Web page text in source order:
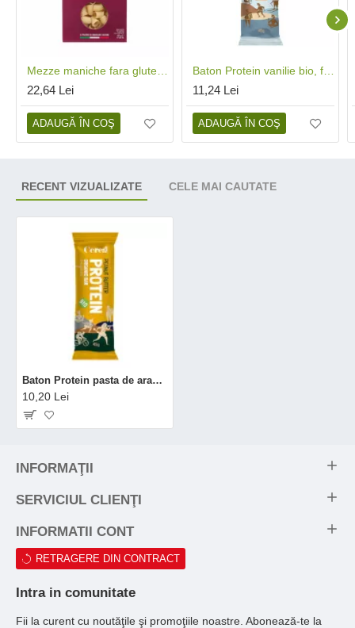
22,64 Lei
ADAUGĂ ÎN COŞ
11,24 Lei
ADAUGĂ ÎN COŞ
RECENT VIZUALIZATE CELE MAI CAUTATE
Baton Protein pasta de arahide bio, vegan, fara gluten (45 grame), Cerea
10,20 Lei
INFORMAŢII
SERVICIUL CLIENŢI
INFORMATII CONT
RETRAGERE DIN CONTRACT
Intra in comunitate
Fii la curent cu noutăţile şi promoţiile noastre. Abonează-te la